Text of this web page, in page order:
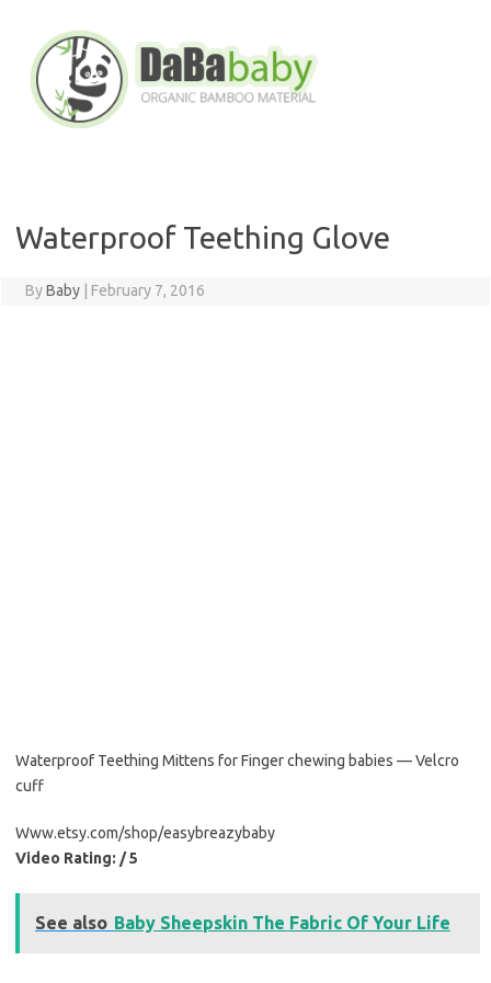
content
Waterproof Teething Glove
ByBaby February 7, 2016
Waterproof Teething Mittens for Finger chewing babies — Velcro
cuff
Www.etsy.com/shop/easybreazybaby
Video Rating: / 5
See also Baby Sheepskin The Fabric Of Your Life